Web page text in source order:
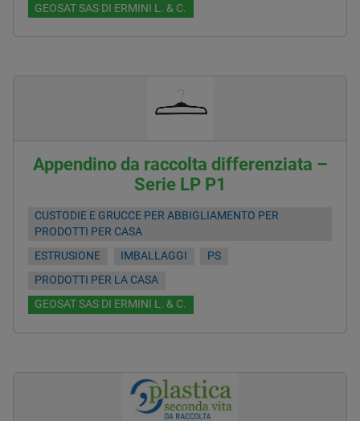
GEOSAT SAS DI ERMINI L. & C.
Appendino da raccolta differenziata –
Serie LP P1
CUSTODIE E GRUCCE PER ABBIGLIAMENTO PER
PRODOTTI PER CASA
ESTRUSIONE
IMBALLAGGI
PS
PRODOTTI PER LA CASA
GEOSAT SAS DI ERMINI L. & C.